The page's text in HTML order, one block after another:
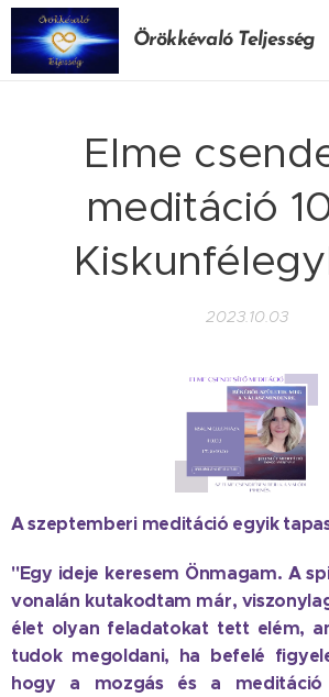
Örökkévaló Teljesség
Elme
meditáció
2023.10.03
A szeptemberi meditáció egyik
"Egy ideje keresem Önmagam. A
vonalán kutakodtam már,
élet olyan feladatokat tett elém,
tudok megoldani, ha befelé
hogy a mozgás és a meditáció